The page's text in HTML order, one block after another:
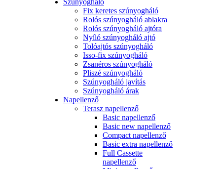
Szúnyogháló
Fix keretes szúnyogháló
Rolós szúnyogháló ablakra
Rolós szúnyogháló ajtóra
Nyíló szúnyogháló ajtó
Tolóajtós szúnyogháló
Isso-fix szúnyogháló
Zsanéros szúnyogháló
Pliszé szúnyogháló
Szúnyogháló javítás
Szúnyogháló árak
Napellenző
Terasz napellenző
Basic napellenző
Basic new napellenző
Compact napellenző
Basic extra napellenző
Full Cassette
napellenző